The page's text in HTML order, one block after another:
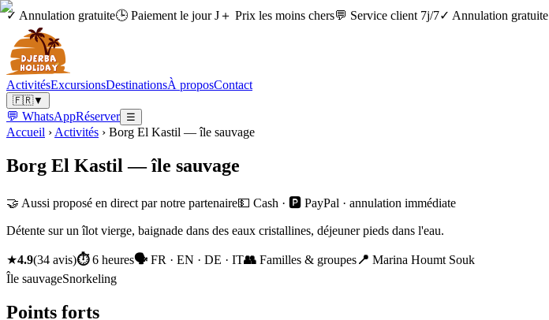
✓ Annulation gratuite🕒 Paiement le jour J＋ Prix les moins chers💬 Service client 7j/7✓ Annulation gratuite
ActivitésExcursionsDestinationsÀ proposContact
🇫🇷▼
💬 WhatsAppRéserver ☰
Accueil › Activités › Borg El Kastil — île sauvage
Borg El Kastil — île sauvage
🤝 Aussi proposé en direct par notre partenaire💵 Cash · 🅿️ PayPal · annulation immédiate
Détente sur un îlot vierge, baignade dans des eaux cristallines, déjeuner pieds dans l'eau.
★4.9(34 avis)⏱ 6 heures🗣 FR · EN · DE · IT👥 Familles & groupes📍 Marina Houmt Souk
Île sauvageSnorkeling
Points forts